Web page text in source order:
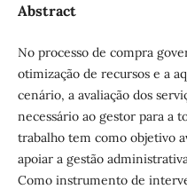
Abstract
No processo de compra
otimização de recursos e a
cenário, a avaliação dos
necessário ao gestor para a
trabalho tem como objetivo
apoiar a gestão
Como instrumento de